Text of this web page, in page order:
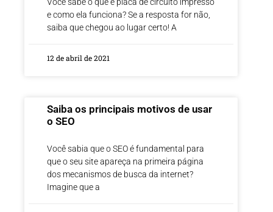
e como ela funciona? Se a resposta for não,
saiba que chegou ao lugar certo! A
12 de abril de 2021
Saiba os principais motivos de usar
o SEO
Você sabia que o SEO é fundamental para
que o seu site apareça na primeira página
dos mecanismos de busca da internet?
Imagine que a